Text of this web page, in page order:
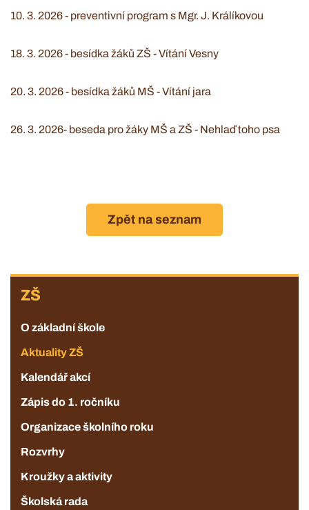
ZŠ
O základní škole
Aktuality ZŠ
Kalendář akcí
Zápis do 1. ročníku
Organizace školního roku
Rozvrhy
Kroužky a aktivity
Školská rada
10. 3. 2026 - preventivní program s Mgr. J. Králíkovou
18. 3. 2026 - besídka žáků ZŠ - Vítání Vesny
20. 3. 2026 - besídka žáků MŠ - Vítání jara
26. 3. 2026- beseda pro žáky MŠ a ZŠ - Nehlaď toho psa
Zpět na seznam